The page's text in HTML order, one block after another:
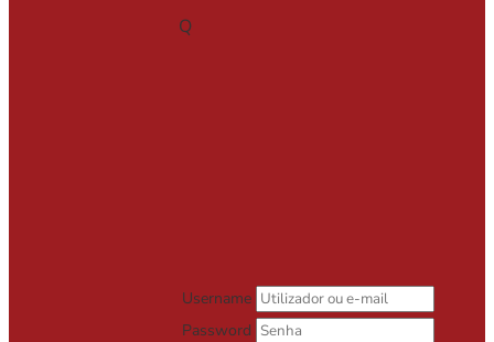
Q
Username
Password